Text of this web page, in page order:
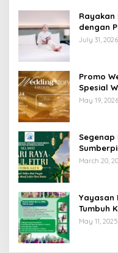
Rayakan
dengan
Relax di
July 31, 2026
Promo
Spesial
Swiss-
May 19, 2026
Segenap
Raya Idul
March 20,
Yayasan
Tumbuh
Cerdas
May 11, 2025